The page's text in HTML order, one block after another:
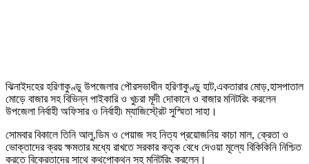
ঝিনাইদহের হরিণাকুণ্ডু উপজেলার পৌরসভাধীন হরিণাকুণ্ডু হাট,একতারার মোড়,হাসপাতাল
মোড়ে বাজার সহ বিভিন্ন পাইকারি ও খুচরা মূদী দোকানে ও বাজার মনিটরিং করলেন
উপজেলা নির্বাহী অফিসার ও নির্বাহী৷ ম্যাজিস্ট্রেট সুস্মিতা সাহা।
সোমবার বিকালে তিনি আলু,ডিম ও পেয়াজ সহ নিত্য প্রয়োজনিয় কাচা মাল, ক্রেতা ও
ভোক্তাদের ক্রয় ক্ষমতার মধ্যে রাখতে সরকার কতৃক বেধে দেওয়া মূল্যে বিকিকিনি নিশ্চিত
করতে বিক্রেতাদের সাথে কথপোকথন সহ মনিটরিং করলেন।